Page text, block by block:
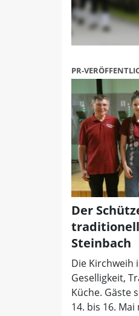
PR-
Der
Steinbach
Die Kirchweih
Geselligkeit,
Küche. Gäste
14. bis 16.